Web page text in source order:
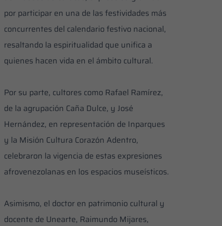
por participar en una de las festividades más
concurrentes del calendario festivo nacional,
resaltando la espiritualidad que unifica a
quienes hacen vida en el ámbito cultural.
Por su parte, cultores como Rafael Ramírez,
de la agrupación Caña Dulce, y José
Hernández, en representación de Inparques
y la Misión Cultura Corazón Adentro,
celebraron la vigencia de estas expresiones
afrovenezolanas en los espacios museísticos.
​Asimismo, el doctor en patrimonio cultural y
docente de Unearte, Raimundo Mijares,